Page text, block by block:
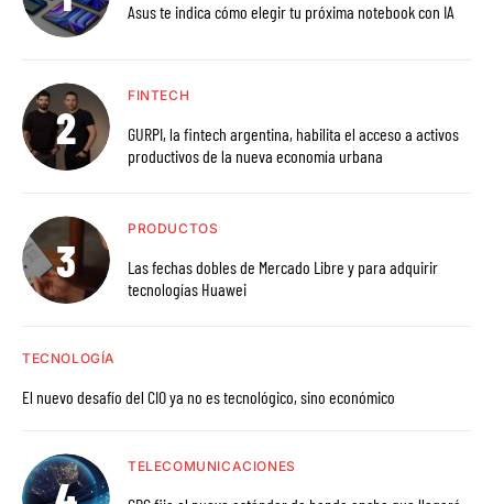
Asus te indica cómo elegir tu próxima notebook con IA
FINTECH
GURPI, la fintech argentina, habilita el acceso a activos
productivos de la nueva economía urbana
PRODUCTOS
Las fechas dobles de Mercado Libre y para adquirir
tecnologías Huawei
TECNOLOGÍA
El nuevo desafío del CIO ya no es tecnológico, sino económico
TELECOMUNICACIONES